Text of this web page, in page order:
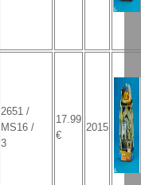
2651 /
MS16 /
3
17.99
€
2015